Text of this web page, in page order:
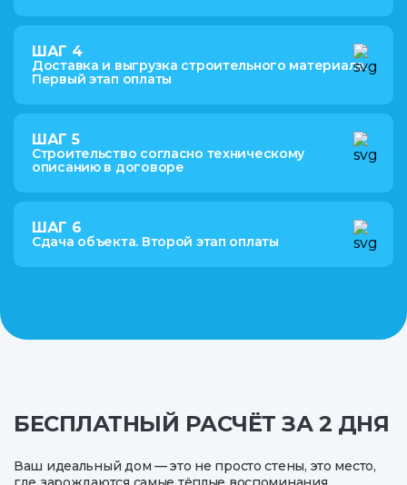
ШАГ 4
Доставка и выгрузка строительного материала.
Первый этап оплаты
ШАГ 5
Строительство согласно техническому
описанию в договоре
ШАГ 6
Сдача объекта. Второй этап оплаты
БЕСПЛАТНЫЙ РАСЧЁТ ЗА 2 ДНЯ
Ваш идеальный дом — это не просто стены, это место,